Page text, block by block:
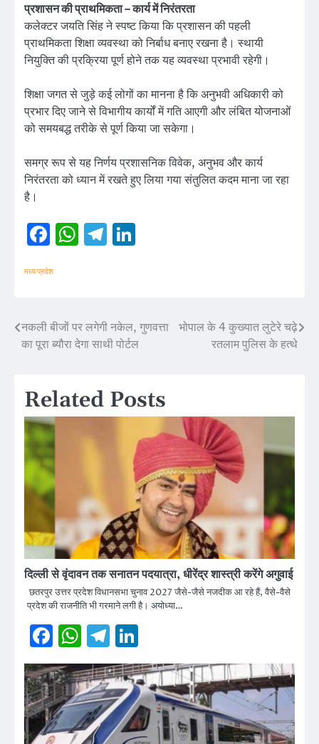
प्रशासन की प्राथमिकता – कार्य में निरंतरता
कलेक्टर जयति सिंह ने स्पष्ट किया कि प्रशासन की पहली
प्राथमिकता शिक्षा व्यवस्था को निर्बाध बनाए रखना है। स्थायी
नियुक्ति की प्रक्रिया पूर्ण होने तक यह व्यवस्था प्रभावी रहेगी।
शिक्षा जगत से जुड़े कई लोगों का मानना है कि अनुभवी अधिकारी को
प्रभार दिए जाने से विभागीय कार्यों में गति आएगी और लंबित योजनाओं
को समयबद्ध तरीके से पूर्ण किया जा सकेगा।
समग्र रूप से यह निर्णय प्रशासनिक विवेक, अनुभव और कार्य
निरंतरता को ध्यान में रखते हुए लिया गया संतुलित कदम माना जा रहा
है।
Facebook
WhatsApp
Telegram
मध्य प्रदेश
Post
navigation
नकली बीजों पर लगेगी नकेल, गुणवत्ता
का पूरा ब्यौरा देगा साथी पोर्टल
भोपाल के 4 कुख्यात लुटेरे चढ़े
रतलाम पुलिस के हत्थे
Related Posts
दिल्ली से वृंदावन तक सनातन पदयात्रा, धीरेंद्र शास्त्री करेंगे अगुवाई
छतरपुर उत्तर प्रदेश विधानसभा चुनाव 2027 जैसे-जैसे नजदीक आ रहे हैं, वैसे-वैसे
प्रदेश की राजनीति भी गरमाने लगी है। अयोध्या…
Facebook
WhatsApp
Telegram